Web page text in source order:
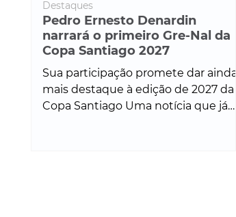
Pedro Ernesto Denardin
narrará o primeiro Gre-Nal da
Copa Santiago 2027
Sua participação promete dar ainda
mais destaque à edição de 2027 da
Copa Santiago Uma notícia que já
Destaques